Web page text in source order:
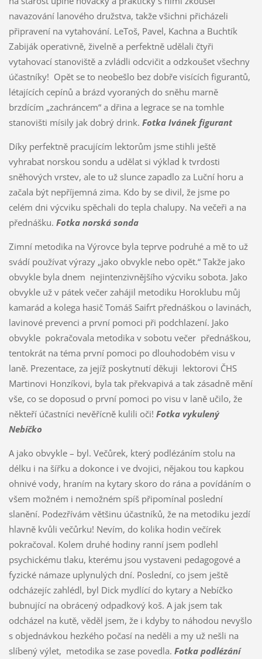
navazování lanového družstva, takže všichni přicházeli
připravení na vytahování. LeToš, Pavel, Kachna a Buchtík
Zabiják operativně, živelně a perfektně udělali čtyři
vytahovací stanoviště a zvládli odcvičit a odzkoušet všechny
účastníky! Opět se to neobešlo bez dobře visících figurantů,
létajících cepínů a brázd vyoraných do sněhu marně
brzdícím „zachráncem“ a dřina a legrace se na tomhle
stanovišti mísily jak dobrý drink. Fotka Ivánek figurant
Díky perfektně pracujícím lektorům jsme stihli ještě
vyhrabat norskou sondu a udělat si výklad k tvrdosti
sněhových vrstev, ale to už slunce zapadlo za Luční horu a
začala být nepříjemná zima. Kdo by se divil, že jsme po
celém dni výcviku spěchali do tepla chalupy. Na večeři a na
přednášku. Fotka norská sonda
Zimní metodika na Výrovce byla teprve podruhé a mě to už
svádí používat výrazy „jako obvykle nebo opět.“ Takže jako
obvykle byla dnem nejintenzivnějšího výcviku sobota. Jako
obvykle už v pátek večer zahájil metodiku Horoklubu můj
kamarád a kolega hasič Tomáš Saifrt přednáškou o lavinách,
lavinové prevenci a první pomoci při podchlazení. Jako
obvykle pokračovala metodika v sobotu večer přednáškou,
tentokrát na téma první pomoci po dlouhodobém visu v
laně. Prezentace, za jejíž poskytnutí děkuji lektorovi ČHS
Martinovi Honzíkovi, byla tak překvapivá a tak zásadně mění
vše, co se doposud o první pomoci po visu v laně učilo, že
někteří účastníci nevěřícně kulili oči! Fotka vykulený
Nebíčko
A jako obvykle – byl. Večůrek, který podlézáním stolu na
délku i na šířku a dokonce i ve dvojici, nějakou tou kapkou
ohnivé vody, hraním na kytary skoro do rána a povídáním o
všem možném i nemožném spíš připomínal poslední
slanění. Podezřívám většinu účastníků, že na metodiku jezdí
hlavně kvůli večůrku! Nevím, do kolika hodin večírek
pokračoval. Kolem druhé hodiny ranní jsem podlehl
psychickému tlaku, kterému jsou vystaveni pedagogové a
fyzické námaze uplynulých dní. Poslední, co jsem ještě
odcházejíc zahlédl, byl Dick mydlící do kytary a Nebíčko
bubnující na obrácený odpadkový koš. A jak jsem tak
odcházel na kutě, věděl jsem, že i kdyby to náhodou nevyšlo
s objednávkou hezkého počasí na neděli a my už nešli na
slíbený výlet, metodika se zase povedla. Fotka podlézání